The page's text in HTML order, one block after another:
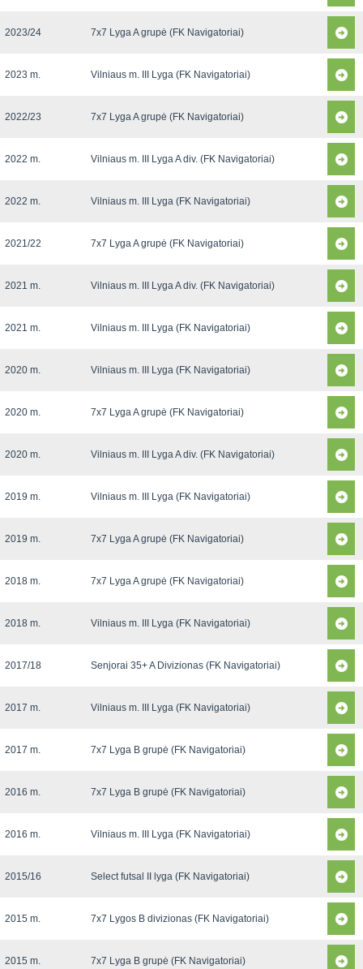
2023/24 7x7 Lyga A grupė (FK Navigatoriai)
2023 m. Vilniaus m. III Lyga (FK Navigatoriai)
2022/23 7x7 Lyga A grupė (FK Navigatoriai)
2022 m. Vilniaus m. III Lyga A div. (FK Navigatoriai)
2022 m. Vilniaus m. III Lyga (FK Navigatoriai)
2021/22 7x7 Lyga A grupė (FK Navigatoriai)
2021 m. Vilniaus m. III Lyga A div. (FK Navigatoriai)
2021 m. Vilniaus m. III Lyga (FK Navigatoriai)
2020 m. Vilniaus m. III Lyga (FK Navigatoriai)
2020 m. 7x7 Lyga A grupė (FK Navigatoriai)
2020 m. Vilniaus m. III Lyga A div. (FK Navigatoriai)
2019 m. Vilniaus m. III Lyga (FK Navigatoriai)
2019 m. 7x7 Lyga A grupė (FK Navigatoriai)
2018 m. 7x7 Lyga A grupė (FK Navigatoriai)
2018 m. Vilniaus m. III Lyga (FK Navigatoriai)
2017/18 Senjorai 35+ A Divizionas (FK Navigatoriai)
2017 m. Vilniaus m. III Lyga (FK Navigatoriai)
2017 m. 7x7 Lyga B grupė (FK Navigatoriai)
2016 m. 7x7 Lyga B grupė (FK Navigatoriai)
2016 m. Vilniaus m. III Lyga (FK Navigatoriai)
2015/16 Select futsal II lyga (FK Navigatoriai)
2015 m. 7x7 Lygos B divizionas (FK Navigatoriai)
2015 m. 7x7 Lyga B grupė (FK Navigatoriai)